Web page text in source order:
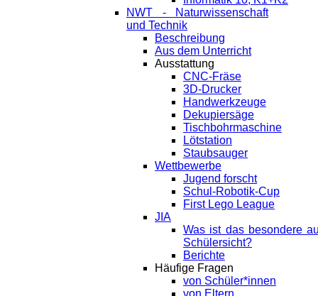
NWT - Naturwissenschaft
und Technik
Beschreibung
Aus dem Unterricht
Ausstattung
CNC-Fräse
3D-Drucker
Handwerkzeuge
Dekupiersäge
Tischbohrmaschine
Lötstation
Staubsauger
Wettbewerbe
Jugend forscht
Schul-Robotik-Cup
First Lego League
JIA
Was ist das besondere
Schülersicht?
Berichte
Häufige Fragen
von Schüler*innen
von Eltern